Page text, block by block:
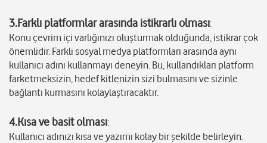
3.Farklı platformlar arasında istikrarlı olması:
Konu çevrim içi varlığınızı oluşturmak olduğunda, istikrar çok
önemlidir. Farklı sosyal medya platformları arasında aynı
kullanıcı adını kullanmayı deneyin. Bu, kullandıkları platform
farketmeksizin, hedef kitlenizin sizi bulmasını ve sizinle
bağlantı kurmasını kolaylaştıracaktır.
4.Kısa ve basit olması:
Kullanıcı adınızı kısa ve yazımı kolay bir şekilde belirleyin.